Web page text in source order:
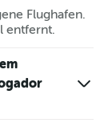
Flughafen.
entfernt.